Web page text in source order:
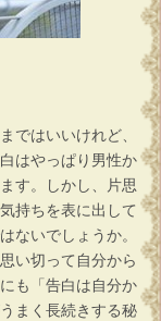
ではいいけれど、
はやっぱり男性か
す。しかし、片思
持ちを表に出して
ないでしょうか。
い切って自分から
も「告白は自分か
まく長続きする秘